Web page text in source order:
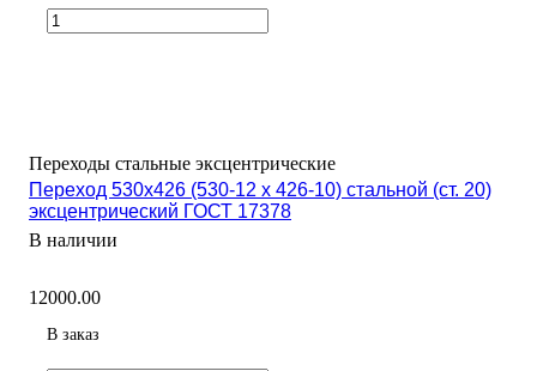
Переходы стальные эксцентрические
Переход 530х426 (530-12 х 426-10) стальной (ст. 20)
эксцентрический ГОСТ 17378
В наличии
12000.00
В заказ